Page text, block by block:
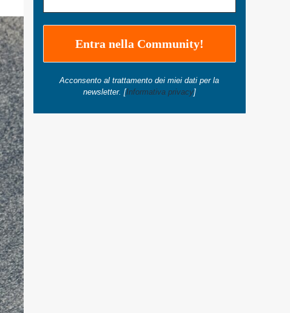
Acconsento al trattamento dei miei dati per la
newsletter. [Informativa privacy]